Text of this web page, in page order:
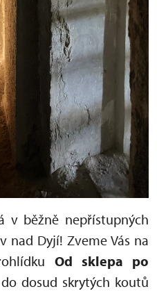
v běžně nepřístupných
nad Dyjí! Zveme Vás na
Od sklepa po
dosud skrytých koutů